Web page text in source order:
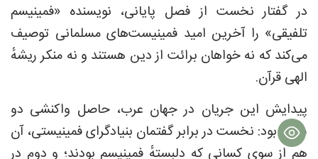
در گفتار نخست از فصل پایانی، نویسنده «فمینیسم
تلفیقی» را آخرین امید فمینیست‌های مسلمانی توصیف
می‌کند که نه خواهان برائت از دین هستند و نه منکر ریشهٔ
الهی قرآن.
پیدایش این جریان در جهان عرب، حاصل واکنشی دو
سویه بود: نخست در برابر گفتمان بنیادگرای فمینیستی، آن
هم از سوی کسانی که دلبستهٔ فمینیسم بودند؛ و دوم در